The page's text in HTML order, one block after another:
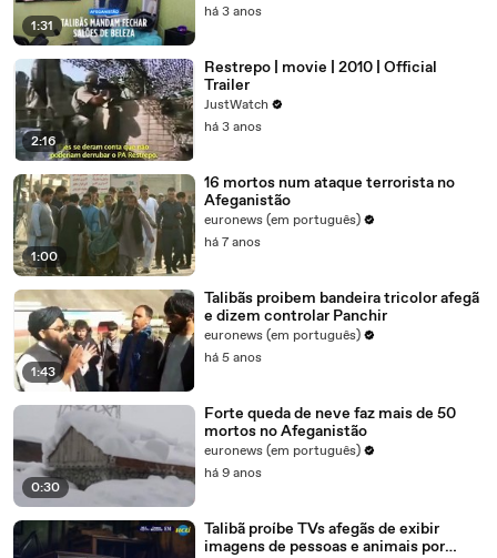
1:31
há 3 anos
2:16
Restrepo | movie | 2010 | Official
Trailer
JustWatch
há 3 anos
1:00
16 mortos num ataque terrorista no
Afeganistão
euronews (em português)
há 7 anos
1:43
Talibãs proibem bandeira tricolor afegã
e dizem controlar Panchir
euronews (em português)
há 5 anos
0:30
Forte queda de neve faz mais de 50
mortos no Afeganistão
euronews (em português)
há 9 anos
Talibã proíbe TVs afegãs de exibir
imagens de pessoas e animais por